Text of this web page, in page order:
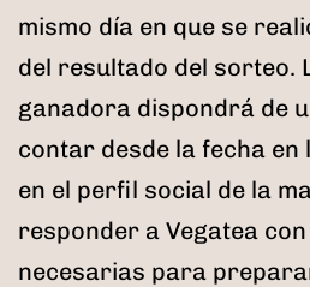
mismo día en que se
del resultado del sorteo.
ganadora dispondrá de
contar desde la fecha en
en el perfil social de la
responder a Vegatea
necesarias para